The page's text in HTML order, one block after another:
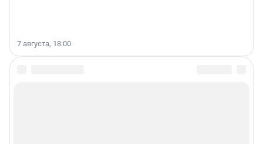
7 августа, 18:00